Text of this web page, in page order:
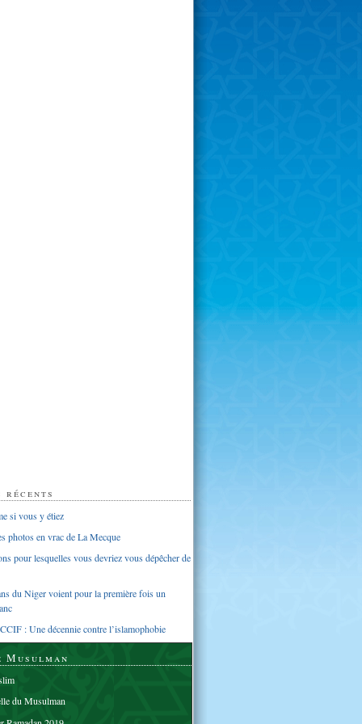
si vous y étiez
photos en vrac de La Mecque
pour lesquelles vous devriez vous dépêcher de
du Niger voient pour la première fois un
: Une décennie contre l’islamophobie
Musulman
du Musulman